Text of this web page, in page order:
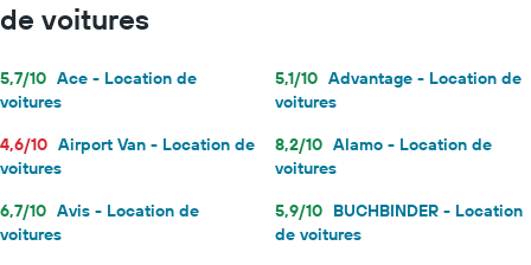
de voitures
5,7/10 Ace - Location de
voitures
5,1/10 Advantage - Location de
voitures
4,6/10 Airport Van - Location de
voitures
8,2/10 Alamo - Location de
voitures
6,7/10 Avis - Location de
voitures
5,9/10 BUCHBINDER - Location
de voitures